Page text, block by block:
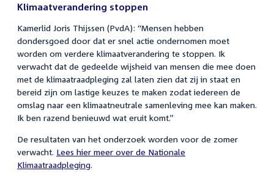
Klimaatverandering stoppen
Kamerlid Joris Thijssen (PvdA): “Mensen hebben
dondersgoed door dat er snel actie ondernomen moet
worden om verdere klimaatverandering te stoppen. Ik
verwacht dat de gedeelde wijsheid van mensen die mee doen
met de klimaatraadpleging zal laten zien dat zij in staat en
bereid zijn om lastige keuzes te maken zodat iedereen de
omslag naar een klimaatneutrale samenleving mee kan maken.
Ik ben razend benieuwd wat eruit komt.”
De resultaten van het onderzoek worden voor de zomer
verwacht. Lees hier meer over de Nationale
Klimaatraadpleging.